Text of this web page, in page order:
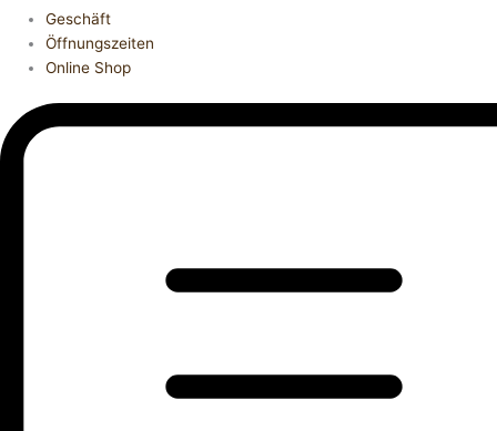
Geschäft
Öffnungszeiten
Online Shop